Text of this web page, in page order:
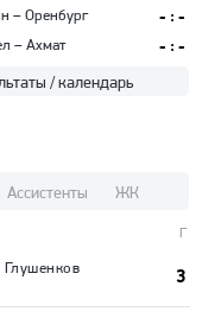
– Оренбург - : -
– Ахмат
- : -
/ календарь
Ассистенты ЖК
Г
3